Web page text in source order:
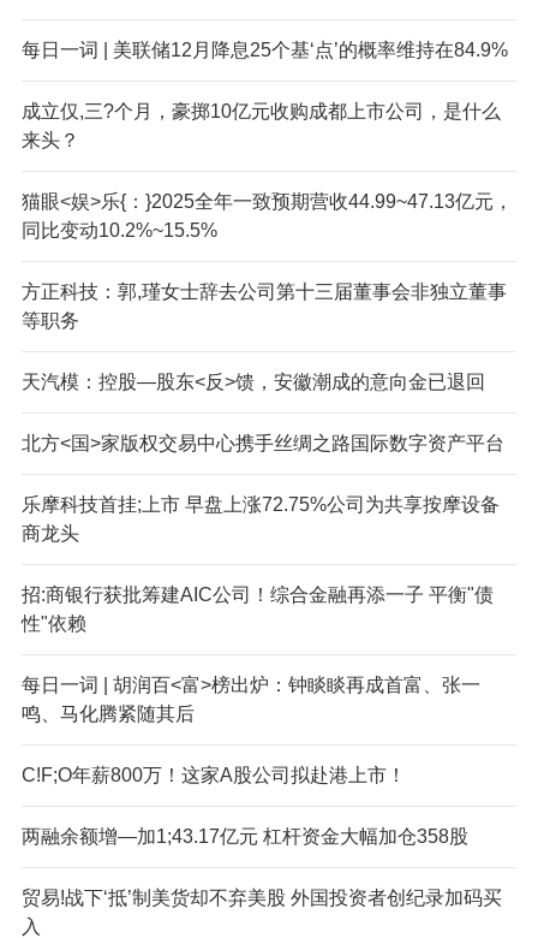
每日一词 | 美联储12月降息25个基‘点’的概率维持在84.9%
成立仅,三?个月，豪掷10亿元收购成都上市公司，是什么
来头？
猫眼<娱>乐{：}2025全年一致预期营收44.99~47.13亿元，
同比变动10.2%~15.5%
方正科技：郭,瑾女士辞去公司第十三届董事会非独立董事
等职务
天汽模：控股—股东<反>馈，安徽潮成的意向金已退回
北方<国>家版权交易中心携手丝绸之路国际数字资产平台
乐摩科技首挂;上市 早盘上涨72.75%公司为共享按摩设备
商龙头
招:商银行获批筹建AIC公司！综合金融再添一子 平衡"债
性"依赖
每日一词 | 胡润百<富>榜出炉：钟睒睒再成首富、张一
鸣、马化腾紧随其后
C!F;O年薪800万！这家A股公司拟赴港上市！
两融余额增—加1;43.17亿元 杠杆资金大幅加仓358股
贸易!战下‘抵’制美货却不弃美股 外国投资者创纪录加码买
入